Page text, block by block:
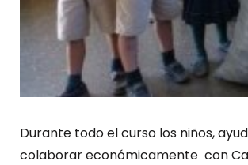
Durante todo el curso los niños,
colaborar económicamente con